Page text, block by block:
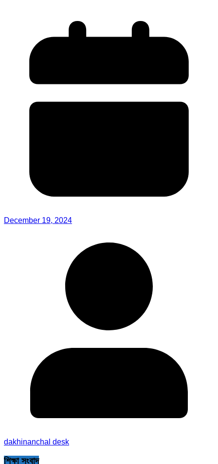
December 19, 2024
dakhinanchal desk
শিক্ষা সংবাদ